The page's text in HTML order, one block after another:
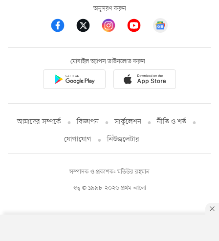
অনুসরণ করুন
মোবাইল অ্যাপস ডাউনলোড করুন
আমাদের সম্পর্কে বিজ্ঞাপন সার্কুলেশন
নীতি ও শর্ত
যোগাযোগ
নিউজলেটার
স্বত্ব © ১৯৯৮-২০২৬ প্রথম আলো
সম্পাদক ও প্রকাশক: মতিউর রহমান